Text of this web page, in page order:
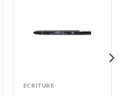
ECRITURE